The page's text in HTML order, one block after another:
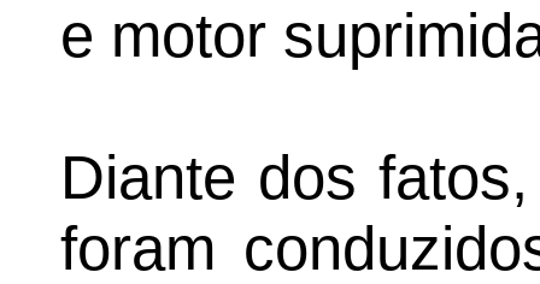
e motor
Diante dos
foram